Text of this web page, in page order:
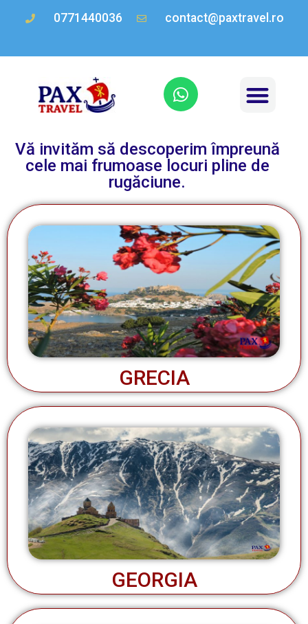
0771440036 contact@paxtravel.ro
Vă invităm să descoperim împreună
cele mai frumoase locuri pline de
rugăciune.
GRECIA
GEORGIA